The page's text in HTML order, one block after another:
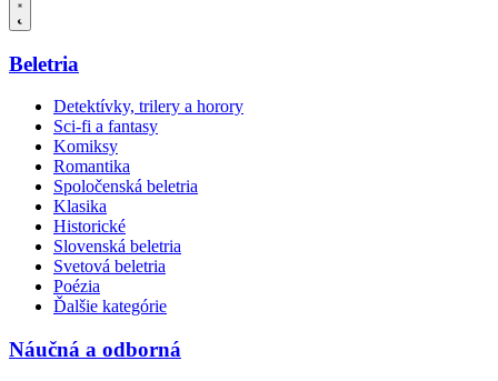
Beletria
Detektívky, trilery a horory
Sci-fi a fantasy
Komiksy
Romantika
Spoločenská beletria
Klasika
Historické
Slovenská beletria
Svetová beletria
Poézia
Ďalšie kategórie
Náučná a odborná